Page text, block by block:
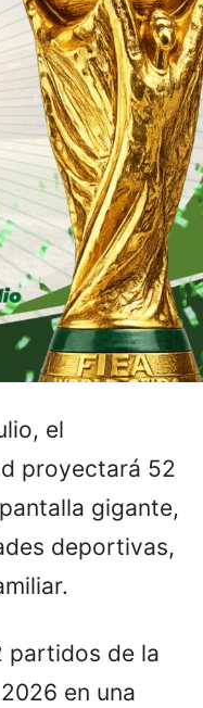
el
proyectará 52
gigante,
deportivas,
partidos de la
en una